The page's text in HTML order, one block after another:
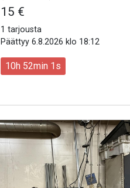
15 €
1 tarjousta
Päättyy 6.8.2026 klo 18:12
10h 51min 59s